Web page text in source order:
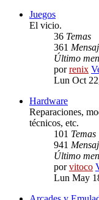
Juegos
El vicio.
36 Temas
361
Último
porrenix
Lun Oct
Hardware
Reparaciones,
técnicos, etc.
101 Temas
941
Último
porvitoco
Lun May